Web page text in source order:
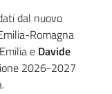
dal nuovo
Romagna
e Davide
2026-2027